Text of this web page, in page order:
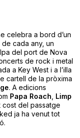
celebra a bord d’un
cada any, un
del port de Nova
de rock i metal
a Key West i a l’illa
cartell de la pròxima
. A edicions
Papa Roach Limp
cost del passatge
ja ha venut tot